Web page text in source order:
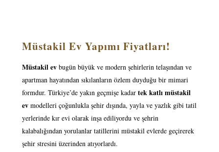
Müstakil Ev Yapımı Fiyatları!
Müstakil ev bugün büyük ve modern şehirlerin telaşından ve
apartman hayatından sıkılanların özlem duyduğu bir mimari
formdur. Türkiye’de yakın geçmişe kadar tek katlı müstakil
ev modelleri çoğunlukla şehir dışında, yayla ve yazlık gibi tatil
yerlerinde kır evi olarak inşa ediliyordu ve şehrin
kalabalığından yorulanlar tatillerini müstakil evlerde geçirerek
şehir stresini üzerinden atıyorlardı.